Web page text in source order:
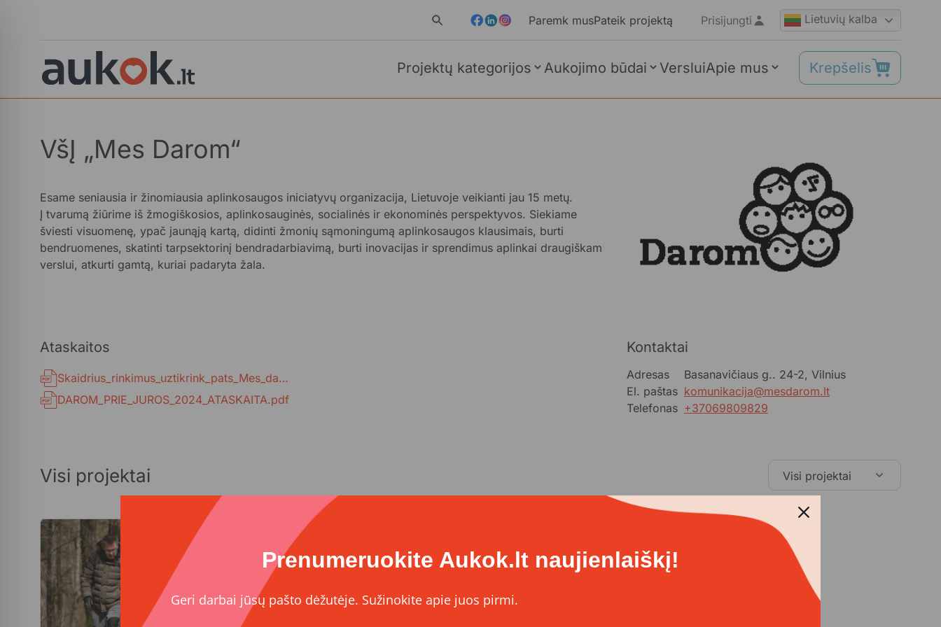
Paremk musPateik projektą Prisijungti Lietuvių kalba
Projektų kategorijos Aukojimo būdai VersluiApie mus Krepšelis
VšĮ „Mes Darom“
Esame seniausia ir žinomiausia aplinkosaugos iniciatyvų organizacija, Lietuvoje veikianti jau 15 metų.
Į tvarumą žiūrime iš žmogiškosios, aplinkosauginės, socialinės ir ekonominės perspektyvos. Siekiame
šviesti visuomenę, ypač jaunąją kartą, didinti žmonių sąmoningumą aplinkosaugos klausimais, burti
bendruomenes, skatinti tarpsektorinį bendradarbiavimą, burti inovacijas ir sprendimus aplinkai draugiškam
verslui, atkurti gamtą, kuriai padaryta žala.
Ataskaitos
Skaidrius_rinkimus_uztikrink_pats_Mes_darom_galutine_atskaita.pdf
DAROM_PRIE_JUROS_2024_ATASKAITA.pdf
Kontaktai
Adresas
Basanavičiaus g.. 24-2, Vilnius
El. paštas komunikacija@mesdarom.lt
Telefonas +37069809829
Visi projektai Visi projektai
Prenumeruokite Aukok.lt naujienlaiškį!
Geri darbai jūsų pašto dėžutėje. Sužinokite apie juos pirmi.